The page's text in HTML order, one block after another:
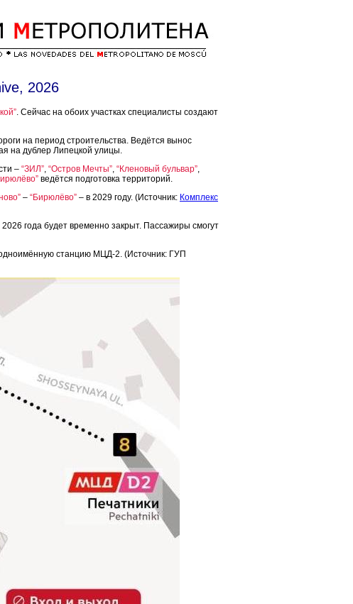
2026
. Сейчас на обоих участках специалисты создают
на период строительства. Ведётся вынос
на дублер Липецкой улицы.
– “ЗИЛ”, “Остров Мечты”, “Кленовый бульвар”,
ведётся подготовка территорий.
– “Бирюлёво” – в 2029 году. (Источник: Комплекс
года будет временно закрыт. Пассажиры смогут
станцию МЦД-2. (Источник: ГУП